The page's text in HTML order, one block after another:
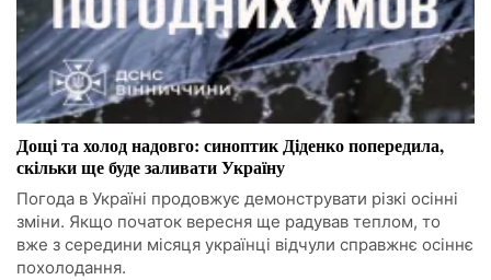
Дощі та холод надовго: синоптик Діденко попередила,
скільки ще буде заливати Україну
Погода в Україні продовжує демонструвати різкі осінні
зміни. Якщо початок вересня ще радував теплом, то
вже з середини місяця українці відчули справжнє осіннє
похолодання.